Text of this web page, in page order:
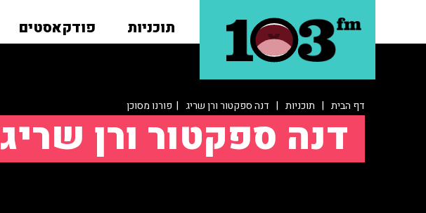
תוכניות פודקאסטים
דף הבית | תוכניות | דנה ספקטור ורן שריג | פורנו מסוכן
דנה ספקטור ורן שריג